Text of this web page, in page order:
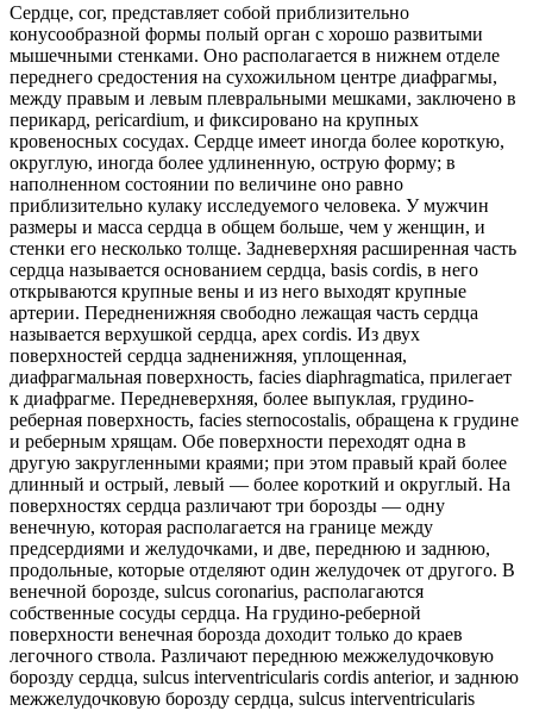
Сердце, сог, представляет собой приблизительно
конусообразной формы полый орган с хорошо развитыми
мышечными стенками. Оно располагается в нижнем отделе
переднего средостения на сухожильном центре диафрагмы,
между правым и левым плевральными мешками, заключено в
перикард, pericardium, и фиксировано на крупных
кровеносных сосудах. Сердце имеет иногда более короткую,
округлую, иногда более удлиненную, острую форму; в
наполненном состоянии по величине оно равно
приблизительно кулаку исследуемого человека. У мужчин
размеры и масса сердца в общем больше, чем у женщин, и
стенки его несколько толще. Задневерхняя расширенная часть
сердца называется основанием сердца, basis cordis, в него
открываются крупные вены и из него выходят крупные
артерии. Передненижняя свободно лежащая часть сердца
называется верхушкой сердца, apex cordis. Из двух
поверхностей сердца задненижняя, уплощенная,
диафрагмальная поверхность, facies diaphragmatica, прилегает
к диафрагме. Передневерхняя, более выпуклая, грудино-
реберная поверхность, facies sternocostalis, обращена к грудине
и реберным хрящам. Обе поверхности переходят одна в
другую закругленными краями; при этом правый край более
длинный и острый, левый — более короткий и округлый. На
поверхностях сердца различают три борозды — одну
венечную, которая располагается на границе между
предсердиями и желудочками, и две, переднюю и заднюю,
продольные, которые отделяют один желудочек от другого. В
венечной борозде, sulcus coronarius, располагаются
собственные сосуды сердца. На грудино-реберной
поверхности венечная борозда доходит только до краев
легочного ствола. Различают переднюю межжелудочковую
борозду сердца, sulcus interventricularis cordis anterior, и заднюю
межжелудочковую борозду сердца, sulcus interventricularis